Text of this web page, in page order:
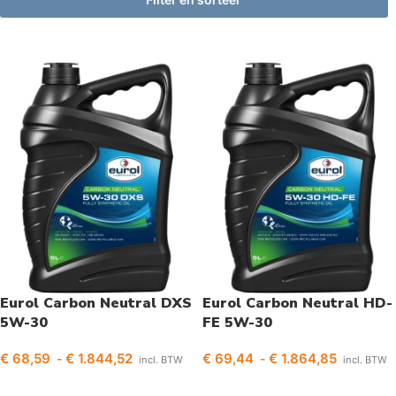
Eurol Carbon Neutral DXS
5W-30
€ 68,59 - € 1.844,52 incl. BTW
Eurol Carbon Neutral HD-
FE 5W-30
€ 69,44 - € 1.864,85 incl. BTW